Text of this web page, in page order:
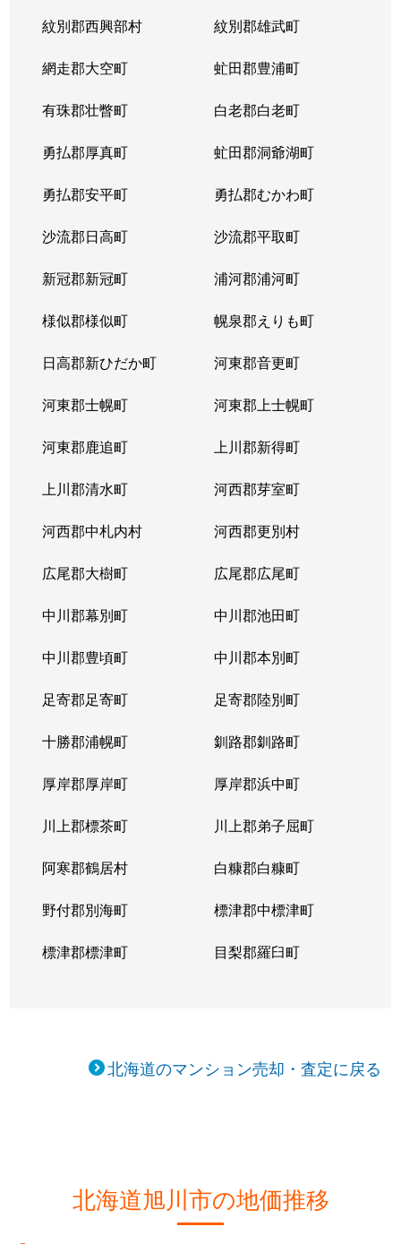
紋別郡西興部村 紋別郡雄武町
網走郡大空町 虻田郡豊浦町
有珠郡壮瞥町 白老郡白老町
勇払郡厚真町 虻田郡洞爺湖町
勇払郡安平町 勇払郡むかわ町
沙流郡日高町 沙流郡平取町
新冠郡新冠町 浦河郡浦河町
様似郡様似町 幌泉郡えりも町
日高郡新ひだか町 河東郡音更町
河東郡士幌町 河東郡上士幌町
河東郡鹿追町 上川郡新得町
上川郡清水町 河西郡芽室町
河西郡中札内村 河西郡更別村
広尾郡大樹町 広尾郡広尾町
中川郡幕別町 中川郡池田町
中川郡豊頃町 中川郡本別町
足寄郡足寄町 足寄郡陸別町
十勝郡浦幌町 釧路郡釧路町
厚岸郡厚岸町 厚岸郡浜中町
川上郡標茶町 川上郡弟子屈町
阿寒郡鶴居村 白糠郡白糠町
野付郡別海町 標津郡中標津町
標津郡標津町 目梨郡羅臼町
北海道のマンション売却・査定に戻る
北海道旭川市の地価推移